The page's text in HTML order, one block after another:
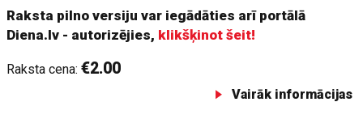
Raksta pilno versiju var iegādāties arī portālā
Diena.lv - autorizējies, klikšķinot šeit!
Raksta cena:€2.00
Vairāk informācijas